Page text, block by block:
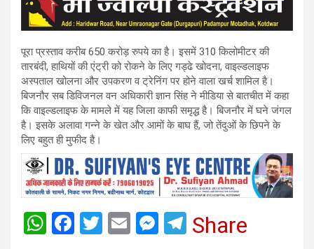
पूरा प्रस्ताव करीब 650 करोड़ रुपये का है। इसमें 310 किलोमीटर की
तारबंदी, हाथियों की एंट्री को रोकने के लिए गड्ढे खोदना, वाइल्डलाइफ
अस्पताल खोलना और उपकरण व ट्रेनिंग पर होने वाला खर्च शामिल है।
बिजनौर सब डिविजनल वन अधिकारी ज्ञान सिंह ने मीडिया से बातचीत में कहा
कि वाइल्डलाइफ के मामले में यह जिला काफी समृद्ध है। बिजनौर में घने जंगल
है। इसके अलावा गन्ने के खेत और आमों के बाघ हैं, जो तेंदुओं के छिपने के
लिए बहुत ही मुफीद है।
W F
T
E
M T
Share